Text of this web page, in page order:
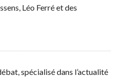
Léo Ferré et des
spécialisé dans l’actualité